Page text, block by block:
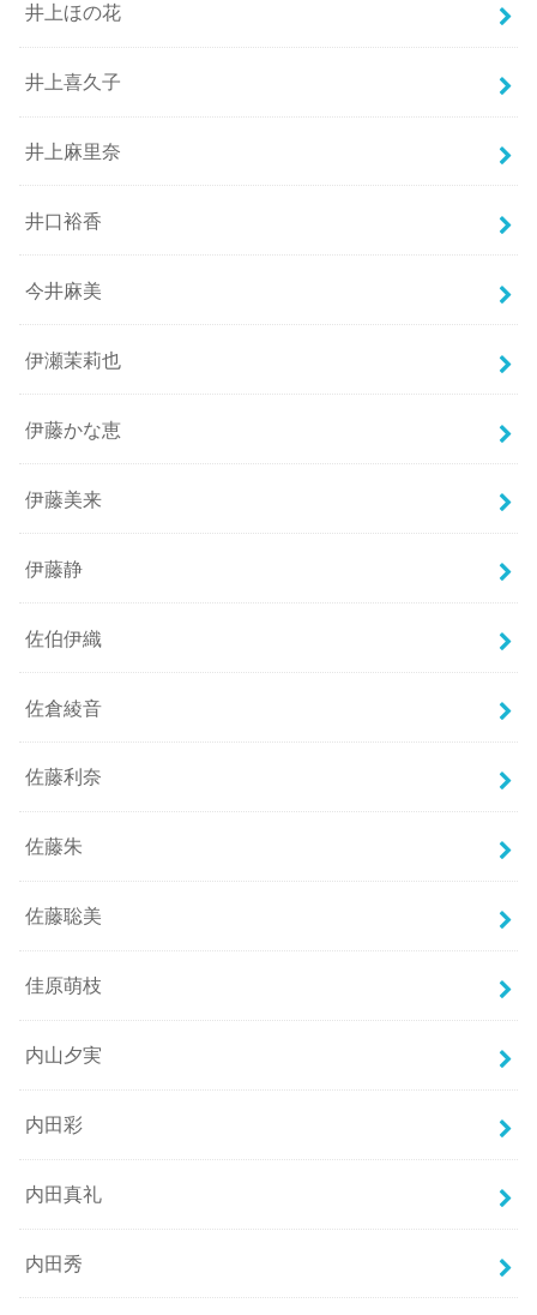
井上ほの花
井上喜久子
井上麻里奈
井口裕香
今井麻美
伊瀬茉莉也
伊藤かな恵
伊藤美来
伊藤静
佐伯伊織
佐倉綾音
佐藤利奈
佐藤朱
佐藤聡美
佳原萌枝
内山夕実
内田彩
内田真礼
内田秀